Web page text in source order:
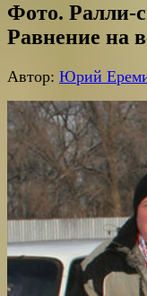
Фото. Ралли-
Равнение на
Автор: Юрий